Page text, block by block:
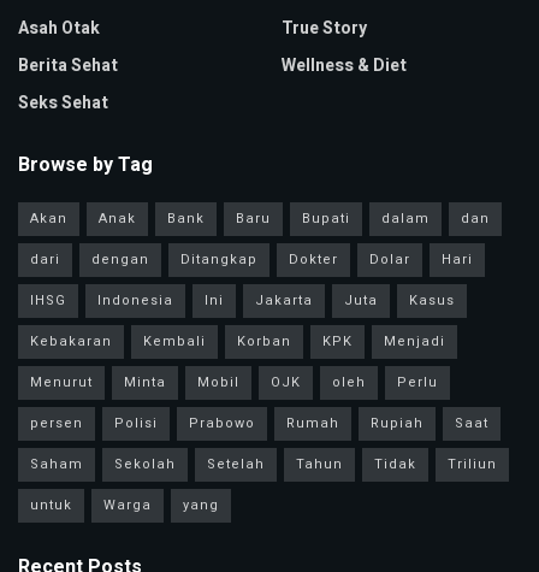
Asah Otak
Berita Sehat
Seks Sehat
True Story
Wellness & Diet
Browse by Tag
Akan Anak Bank Baru Bupati dalam
dan
dari
dengan Ditangkap Dokter Dolar
Hari
IHSG
Indonesia Ini Jakarta Juta
Kasus
Kebakaran
Kembali Korban KPK
Menjadi
Menurut
Minta Mobil OJK oleh
Perlu
persen
Polisi Prabowo Rumah Rupiah
Saat
Saham
Sekolah Setelah Tahun Tidak
Triliun
untuk
Warga yang